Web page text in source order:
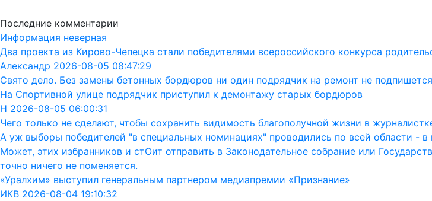
Последние комментарии
Информация неверная
Два проекта из Кирово-Чепецка стали победителями всероссийского конкурса
Александр 2026-08-05 08:47:29
Свято дело. Без замены бетонных бордюров ни один подрядчик на ремонт не
На Спортивной улице подрядчик приступил к демонтажу старых бордюров
Н 2026-08-05 06:00:31
Чего только не сделают, чтобы сохранить видимость благополучной жизни в
А уж выборы победителей "в специальных номинациях" проводились по всей области -
Может, этих избранников и стОит отправить в Законодательное собрание или
точно ничего не поменяется.
«Уралхим» выступил генеральным партнером медиапремии «Признание»
ИКВ 2026-08-04 19:10:32